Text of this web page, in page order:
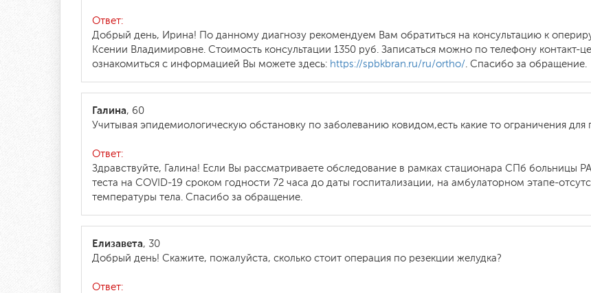
Ответ:
Добрый день, Ирина! По данному диагнозу рекомендуем Вам обратиться на консультацию к
Ксении Владимировне. Стоимость консультации 1350 руб. Записаться можно по телефону контакт-
ознакомиться с информацией Вы можете здесь: https://spbkbran.ru/ru/ortho/. Спасибо за обращение.
Галина, 60
Учитывая эпидемиологическую обстановку по заболеванию ковидом,есть какие то ограничения
Ответ:
Здравствуйте, Галина! Если Вы рассматриваете обследование в рамках стационара СПб больницы
теста на COVID-19 сроком годности 72 часа до даты госпитализации, на амбулаторном этапе-
температуры тела. Спасибо за обращение.
Елизавета, 30
Добрый день! Скажите, пожалуйста, сколько стоит операция по резекции желудка?
Ответ: